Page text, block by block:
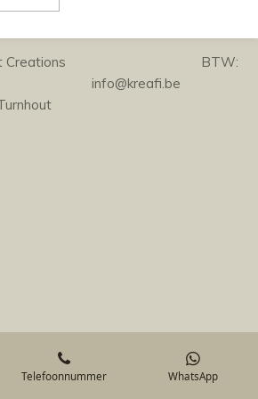
Finest Creations BTW:
info@kreafi.be
Telefoonnummer WhatsApp